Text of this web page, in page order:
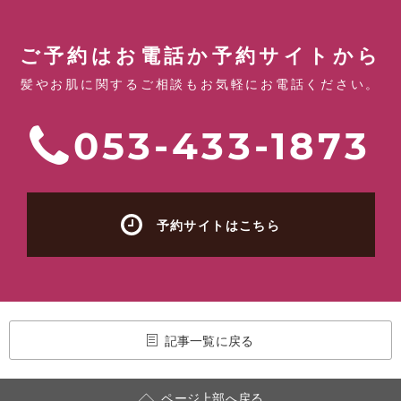
ご予約はお電話か予約サイトから
髪やお肌に関するご相談もお気軽にお電話ください。
053-433-1873
予約サイトはこちら
記事一覧に戻る
ページ上部へ戻る